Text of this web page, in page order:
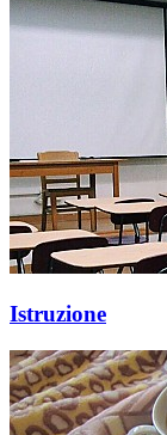
Istruzione